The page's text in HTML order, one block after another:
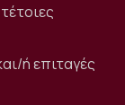
ή επιταγές